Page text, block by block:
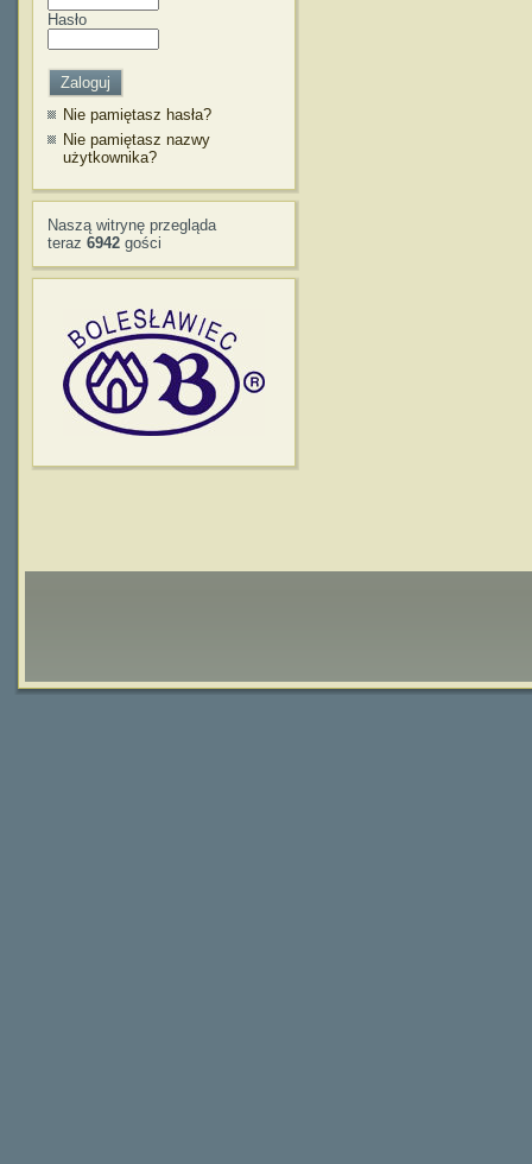
Hasło
Nie pamiętasz hasła?
Nie pamiętasz nazwy
użytkownika?
Naszą witrynę przegląda
teraz 6942 gości